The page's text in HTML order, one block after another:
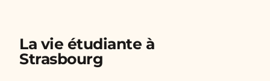
La vie étudiante à
Strasbourg